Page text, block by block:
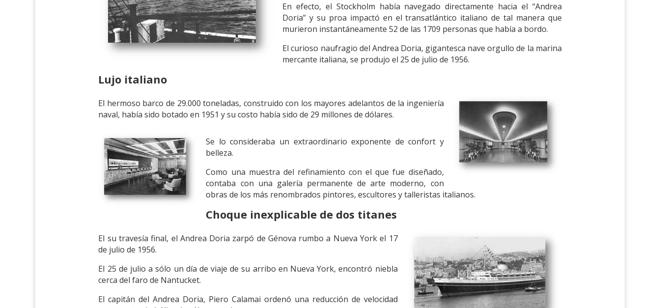
En efecto, el Stockholm había navegado directamente hacia el “Andrea
Doria” y su proa impactó en el transatlántico italiano de tal manera que
murieron instantáneamente 52 de las 1709 personas que había a bordo.
El curioso naufragio del Andrea Doria, gigantesca nave orgullo de la marina
mercante italiana, se produjo el 25 de julio de 1956.
Lujo italiano
El hermoso barco de 29.000 toneladas, construido con los mayores adelantos de la ingeniería
naval, había sido botado en 1951 y su costo había sido de 29 millones de dólares.
Se lo consideraba un extraordinario exponente de confort y
belleza.
Como una muestra del refinamiento con el que fue diseñado,
contaba con una galería permanente de arte moderno, con
obras de los más renombrados pintores, escultores y talleristas italianos.
Choque inexplicable de dos titanes
El su travesía final, el Andrea Doria zarpó de Génova rumbo a Nueva York el 17
de julio de 1956.
El 25 de julio a sólo un día de viaje de su arribo en Nueva York, encontró niebla
cerca del faro de Nantucket.
El capitán del Andrea Doria, Piero Calamai ordenó una reducción de velocidad